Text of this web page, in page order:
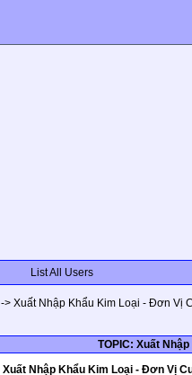
List All Users
-> Xuất Nhập Khẩu Kim Loại - Đơn Vị
TOPIC: Xuất
Xuất Nhập Khẩu Kim Loại - Đơn Vị